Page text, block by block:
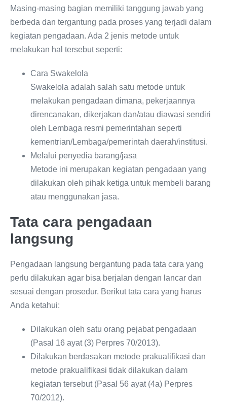
Masing-masing bagian memiliki tanggung jawab yang
berbeda dan tergantung pada proses yang terjadi dalam
kegiatan pengadaan. Ada 2 jenis metode untuk
melakukan hal tersebut seperti:
Cara Swakelola
Swakelola adalah salah satu metode untuk
melakukan pengadaan dimana, pekerjaannya
direncanakan, dikerjakan dan/atau diawasi sendiri
oleh Lembaga resmi pemerintahan seperti
kementrian/Lembaga/pemerintah daerah/institusi.
Melalui penyedia barang/jasa
Metode ini merupakan kegiatan pengadaan yang
dilakukan oleh pihak ketiga untuk membeli barang
atau menggunakan jasa.
Tata cara pengadaan
langsung
Pengadaan langsung bergantung pada tata cara yang
perlu dilakukan agar bisa berjalan dengan lancar dan
sesuai dengan prosedur. Berikut tata cara yang harus
Anda ketahui:
Dilakukan oleh satu orang pejabat pengadaan
(Pasal 16 ayat (3) Perpres 70/2013).
Dilakukan berdasakan metode prakualifikasi dan
metode prakualifikasi tidak dilakukan dalam
kegiatan tersebut (Pasal 56 ayat (4a) Perpres
70/2012).